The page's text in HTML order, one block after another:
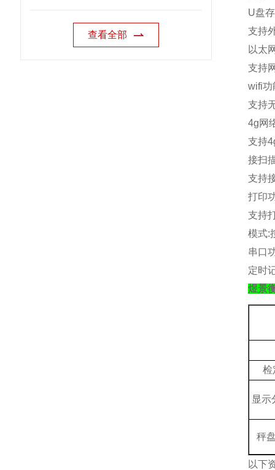
查看全部
U盘
支持
以太
支持
wifi功
支持
4g网
支持
接扫
支持
打印
支持
模式:
串口
定时
煜景
检
显示
秤
以下